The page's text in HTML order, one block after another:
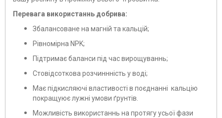
Перевага використаннь добрива:
Збалансоване на магній та кальцій;
Рівномірна NPK;
Підтримає баланси під час вирощуваннь;
Стовідсоткова розчиннність у воді;
Має підкисляючі властивості в поєднанні кальцію
покращуює лужні умови ґрунтів.
Можливість використаннь на протягу усьої фази